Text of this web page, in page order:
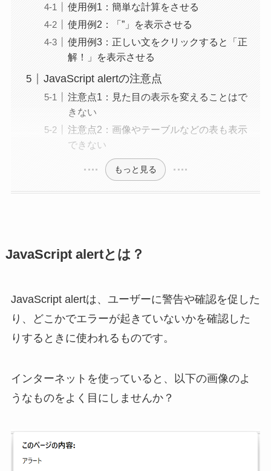
使用例1：簡単な計算をさせる
使用例2：「”」を表示させる
使用例3：正しい文をクリックすると「正
解！」を表示させる
JavaScript alertの注意点
注意点1：見た目の表示を変えることはで
きない
注意点2：画像やテーブルなどの表も表示
できない
もっと見る
JavaScript alertとは？
JavaScript alertは、ユーザーに警告や確認を促した
り、どこかでエラーが起きていないかを確認した
りするときに使われるものです。
インターネットを使っていると、以下の画像のよ
うなものをよく目にしませんか？